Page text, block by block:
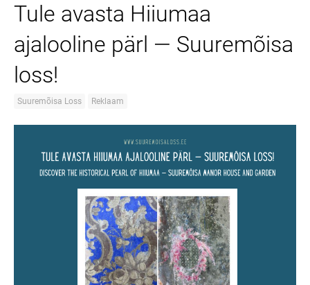
Tule avasta Hiiumaa
ajalooline pärl — Suuremõisa
loss!
Suuremõisa Loss Reklaam